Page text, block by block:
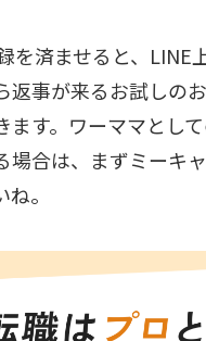
を済ませると、LINE
返事が来るお試しの
ます。ワーママとし
場合は、まずミーキ
。